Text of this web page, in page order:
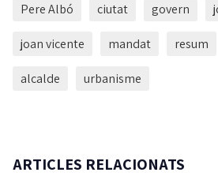
Pere Albó
ciutat govern
joan vicente mandat resum
alcalde urbanisme
ARTICLES RELACIONATS